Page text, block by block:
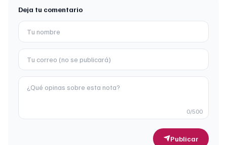
Deja tu comentario
0/500
Publicar